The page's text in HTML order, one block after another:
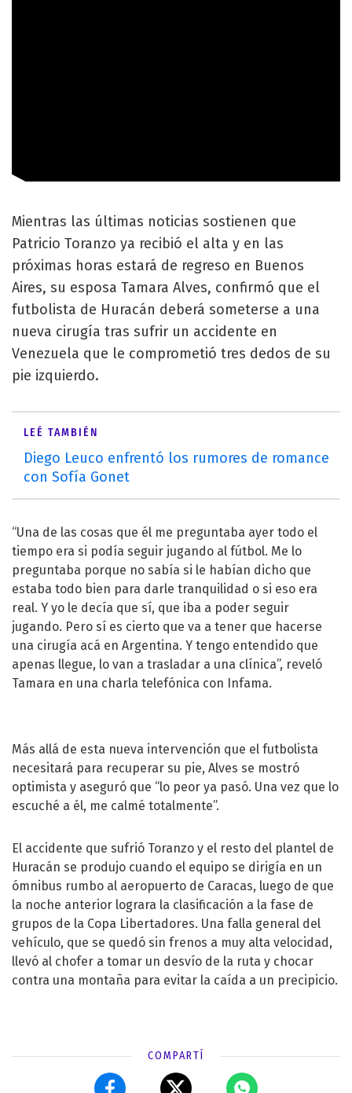
Mientras las últimas noticias sostienen que
Patricio Toranzo ya recibió el alta y en las
próximas horas estará de regreso en Buenos
Aires, su esposa Tamara Alves, confirmó que el
futbolista de Huracán deberá someterse a una
nueva cirugía tras sufrir un accidente en
Venezuela que le comprometió tres dedos de su
pie izquierdo.
LEÉ TAMBIÉN
Diego Leuco enfrentó los rumores de romance
con Sofía Gonet
“Una de las cosas que él me preguntaba ayer todo el
tiempo era si podía seguir jugando al fútbol. Me lo
preguntaba porque no sabía si le habían dicho que
estaba todo bien para darle tranquilidad o si eso era
real. Y yo le decía que sí, que iba a poder seguir
jugando. Pero sí es cierto que va a tener que hacerse
una cirugía acá en Argentina. Y tengo entendido que
apenas llegue, lo van a trasladar a una clínica”, reveló
Tamara en una charla telefónica con Infama.
Más allá de esta nueva intervención que el futbolista
necesitará para recuperar su pie, Alves se mostró
optimista y aseguró que “lo peor ya pasó. Una vez que lo
escuché a él, me calmé totalmente”.
El accidente que sufrió Toranzo y el resto del plantel de
Huracán se produjo cuando el equipo se dirigía en un
ómnibus rumbo al aeropuerto de Caracas, luego de que
la noche anterior lograra la clasificación a la fase de
grupos de la Copa Libertadores. Una falla general del
vehículo, que se quedó sin frenos a muy alta velocidad,
llevó al chofer a tomar un desvío de la ruta y chocar
contra una montaña para evitar la caída a un precipicio.
COMPARTÍ